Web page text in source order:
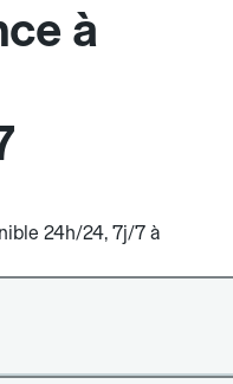
à
24h/24, 7j/7 à